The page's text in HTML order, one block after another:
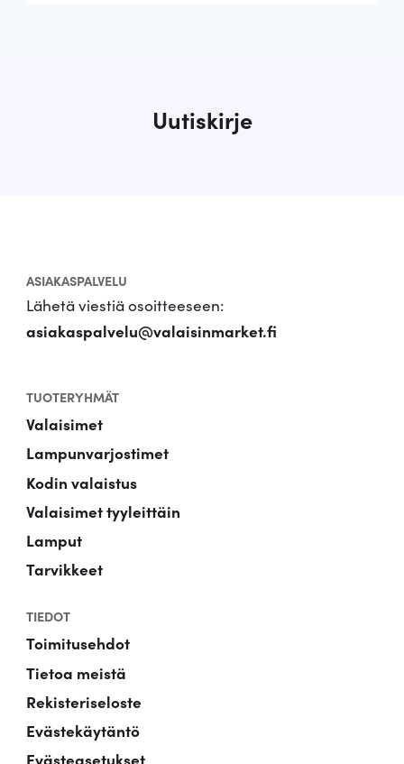
Uutiskirje
ASIAKASPALVELU
Lähetä viestiä osoitteeseen:
asiakaspalvelu@valaisinmarket.fi
TUOTERYHMÄT
Valaisimet
Lampunvarjostimet
Kodin valaistus
Valaisimet tyyleittäin
Lamput
Tarvikkeet
TIEDOT
Toimitusehdot
Tietoa meistä
Rekisteriseloste
Evästekäytäntö
Evästeasetukset